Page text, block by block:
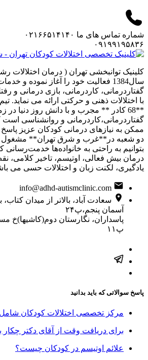
شماره تماس های ما ۰۲۱۶۶۵۱۴۱۴۰
۰۹۱۹۹۱۹۵۸۳۶
کلینیک توانبخشی تهران ( درمان اختلالات
سال1384 فعالیت خود را آغاز نموده و
گفتاردرمانی، کاردرمانی، بازی درمانی و
با اختلالات ذهنی و حرکتی ارائه می
**68 کادر ** مجرب و با دانش روز دنیا در
گفتاردرمانی،کاردرمانی و روانشناسی
ممکن به نیازهای درمانی کودکان عزیز
دو شعبه در**غرب و شرق تهران** مشغول
بتوانیم به راحتی به خانواده‌ها
درمان بیش فعالی، اوتیسم، تاخیر کلامی،
یادگیری، لکنت زبان و اختلالات حسی می
info@adhd-autismclinic.com
سعادت آباد، بالاتر از میدان
آسمان پنجم،پ۲۴
پاسداران، نگارستان دوم(کاشیها)خ
پ۱۱
پاسخ سوالاتی که باید بدانید
مرکز تخصصی اختلالات کودکان
برای دریافت وقت از آقای دکتر چکار
علائم اوتیسم در کودکان چیست؟